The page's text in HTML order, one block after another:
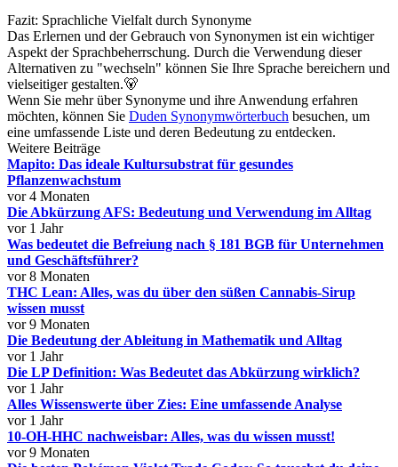
Fazit: Sprachliche Vielfalt durch Synonyme
Das Erlernen und der Gebrauch von Synonymen ist ein wichtiger
Aspekt der Sprachbeherrschung. Durch die Verwendung dieser
Alternativen zu "wechseln" können Sie Ihre Sprache bereichern und
vielseitiger gestalten.🐻
Wenn Sie mehr über Synonyme und ihre Anwendung erfahren
möchten, können Sie Duden Synonymwörterbuch besuchen, um
eine umfassende Liste und deren Bedeutung zu entdecken.
Weitere Beiträge
Mapito: Das ideale Kultursubstrat für gesundes
Pflanzenwachstum
vor 4 Monaten
Die Abkürzung AFS: Bedeutung und Verwendung im Alltag
vor 1 Jahr
Was bedeutet die Befreiung nach § 181 BGB für Unternehmen
und Geschäftsführer?
vor 8 Monaten
THC Lean: Alles, was du über den süßen Cannabis-Sirup
wissen musst
vor 9 Monaten
Die Bedeutung der Ableitung in Mathematik und Alltag
vor 1 Jahr
Die LP Definition: Was Bedeutet das Abkürzung wirklich?
vor 1 Jahr
Alles Wissenswerte über Zies: Eine umfassende Analyse
vor 1 Jahr
10-OH-HHC nachweisbar: Alles, was du wissen musst!
vor 9 Monaten